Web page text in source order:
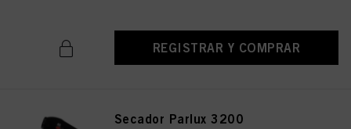
REGISTRAR Y COMPRAR
Secador Parlux 3200